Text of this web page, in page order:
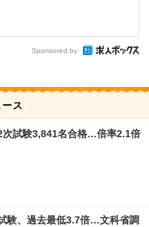
Sponsored by
ス
次試験3,841名合格…倍率2.1倍
験、過去最低3.7倍…文科省調